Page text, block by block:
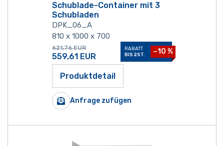
Schublade-Container mit 3
Schubladen
DPK_06_A
810 x 1000 x 700
621,76 EUR
559,61 EUR
RABATT
BIS 2ST.
−10 %
Produktdetail
Anfrage zufügen